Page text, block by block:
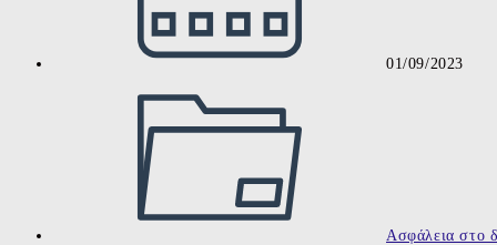
01/09/2023
Ασφάλεια στο